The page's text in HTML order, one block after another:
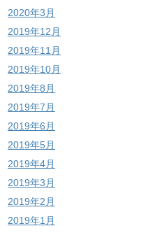
2020年3月
2019年12月
2019年11月
2019年10月
2019年8月
2019年7月
2019年6月
2019年5月
2019年4月
2019年3月
2019年2月
2019年1月